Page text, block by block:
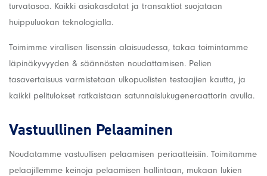
turvatasoa. Kaikki asiakasdatat ja transaktiot suojataan
huippuluokan teknologialla.
Toimimme virallisen lisenssin alaisuudessa, takaa toimintamme
läpinäkyvyyden & säännösten noudattamisen. Pelien
tasavertaisuus varmistetaan ulkopuolisten testaajien kautta, ja
kaikki pelitulokset ratkaistaan satunnaislukugeneraattorin avulla.
Vastuullinen Pelaaminen
Noudatamme vastuullisen pelaamisen periaatteisiin. Toimitamme
pelaajillemme keinoja pelaamisen hallintaan, mukaan lukien